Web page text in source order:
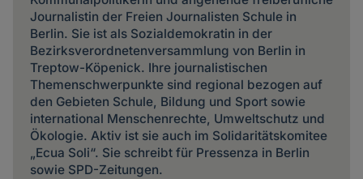
Journalistin der Freien Journalisten Schule in
Berlin. Sie ist als Sozialdemokratin in der
Bezirksverordnetenversammlung von Berlin in
Treptow-Köpenick. Ihre journalistischen
Themenschwerpunkte sind regional bezogen auf
den Gebieten Schule, Bildung und Sport sowie
international Menschenrechte, Umweltschutz und
Ökologie. Aktiv ist sie auch im Solidaritätskomitee
„Ecua Soli“. Sie schreibt für Pressenza in Berlin
sowie SPD-Zeitungen.